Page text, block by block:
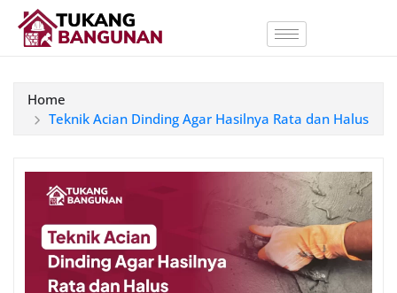
Home
Teknik Acian Dinding Agar Hasilnya Rata dan Halus